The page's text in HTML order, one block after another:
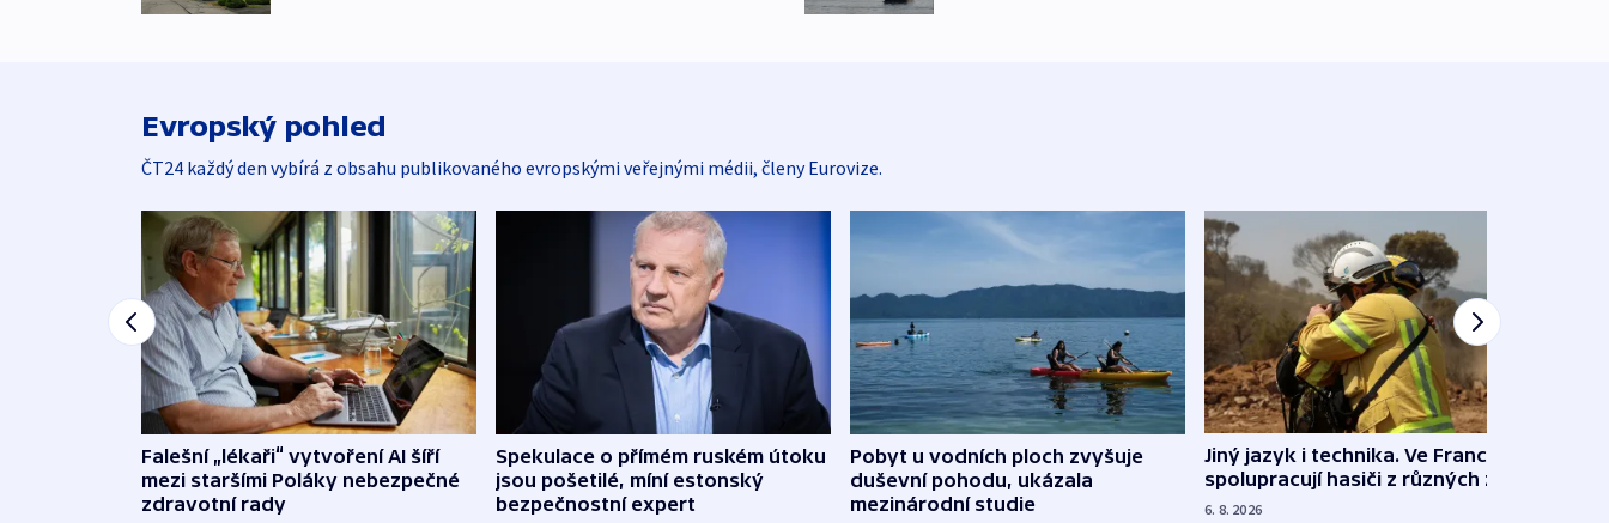
Evropský pohled
ČT24 každý den vybírá z obsahu publikovaného evropskými veřejnými médii, členy Eurovize.
Falešní „lékaři“ vytvoření AI šíří
mezi staršími Poláky nebezpečné
zdravotní rady
Spekulace o přímém ruském útoku
jsou pošetilé, míní estonský
bezpečnostní expert
Pobyt u vodních ploch zvyšuje
duševní pohodu, ukázala
mezinárodní studie
Jiný jazyk i technika. Ve Francii
spolupracují hasiči z různých zemí
6. 8. 2026